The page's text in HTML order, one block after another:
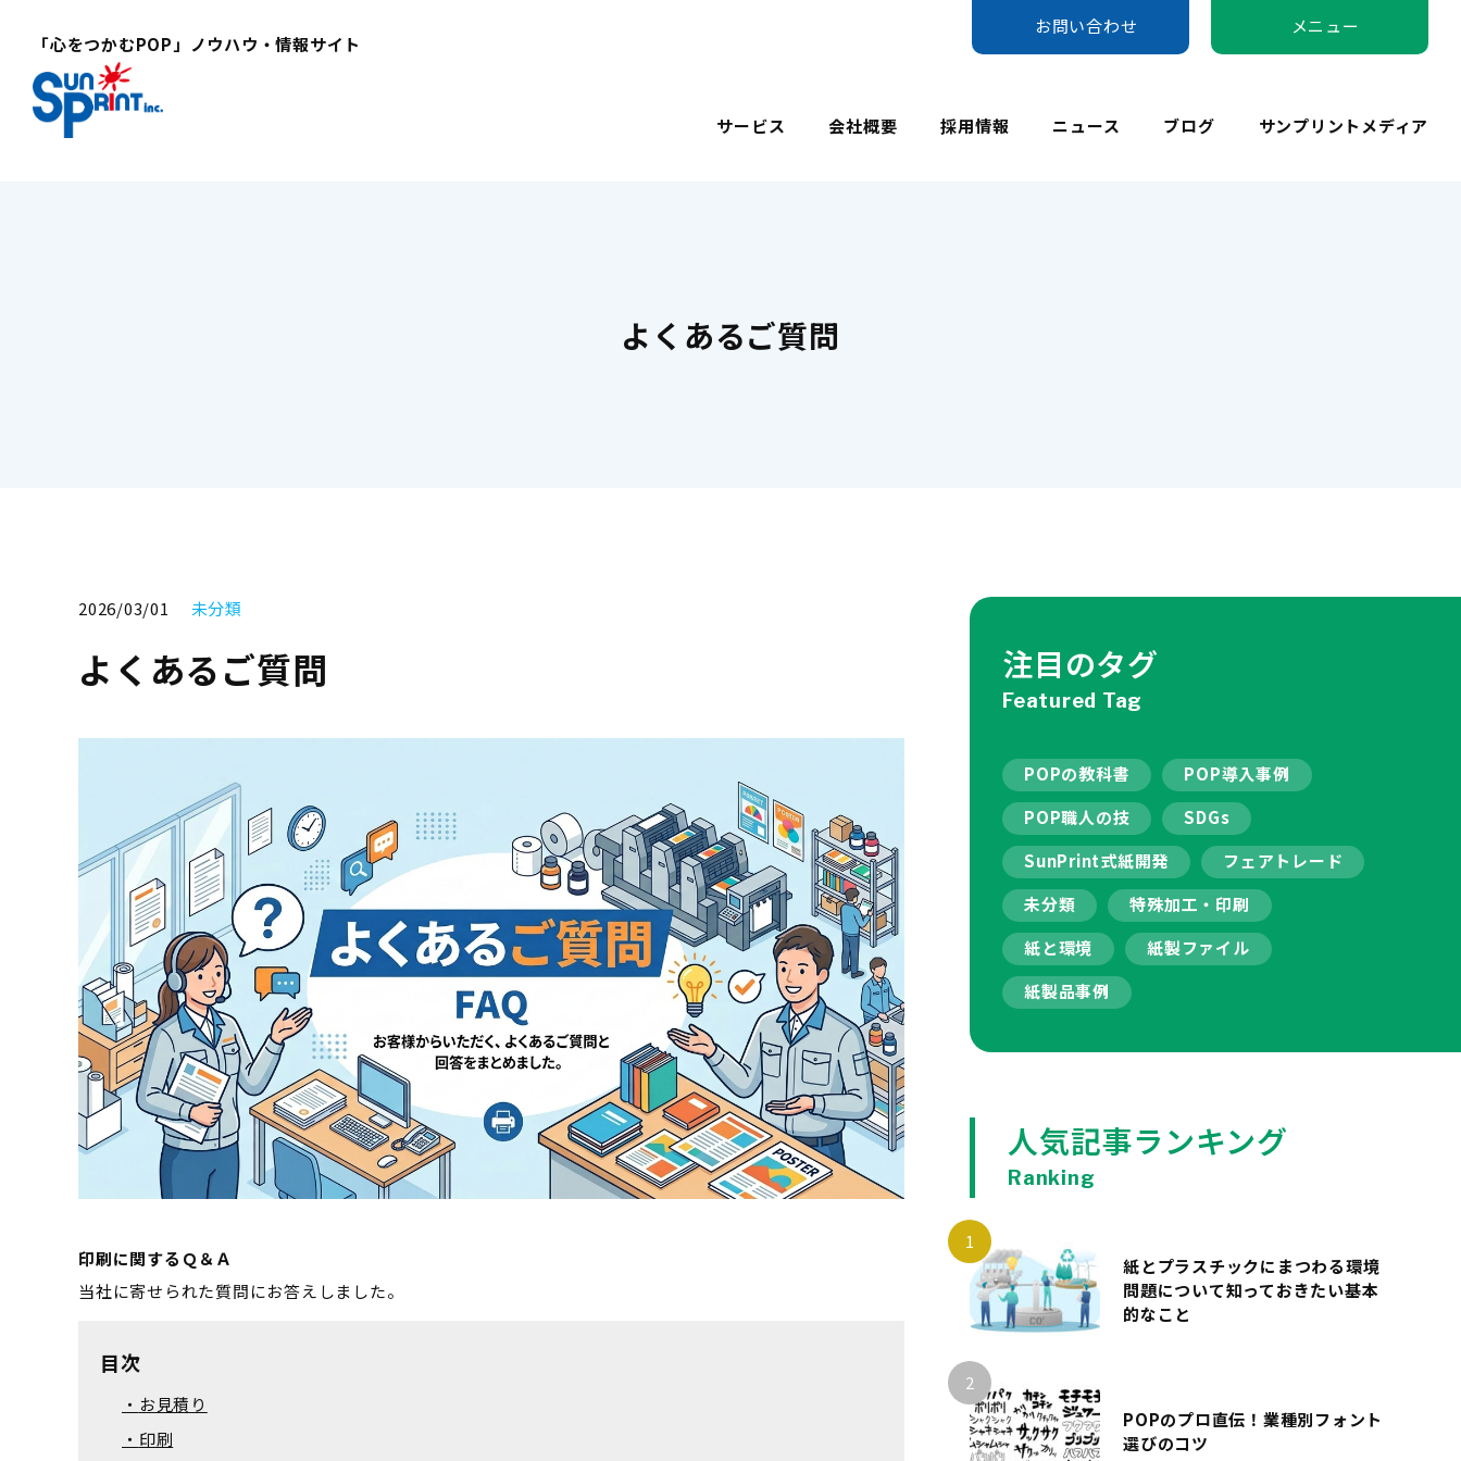
「心をつかむPOP」ノウハウ・情報サイト
サービス 会社概要 採用情報 ニュース ブログ サンプリントメディア
お問い合わせ メニュー
よくあるご質問
2026/03/01 未分類
よくあるご質問
印刷に関するＱ＆Ａ
当社に寄せられた質問にお答えしました。
目次
お見積り
印刷
注目のタグ
Featured Tag
POPの教科書
POP導入事例
POP職人の技
SDGs
SunPrint式紙開発
フェアトレード
未分類
特殊加工・印刷
紙と環境
紙製ファイル
紙製品事例
人気記事ランキング
Ranking
紙とプラスチックにまつわる環境
問題について知っておきたい基本
的なこと
POPのプロ直伝！業種別フォント
選びのコツ